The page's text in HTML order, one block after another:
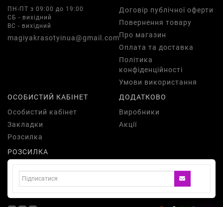
ПН-ПТ з 09:00 до 19:00
СБ - вихідний
ВС - вихідний
magiyakrasotyinua@gmail.com
Договір публічної оферти
Повернення товару
Про магазин
Оплата та доставка
Політика
конфіденційності
Умови використання
ОСОБИСТИЙ КАБІНЕТ
Особистий кабінет
Закладки
Розсилка
ДОДАТКОВО
Виробники
Акції
РОЗСИЛКА